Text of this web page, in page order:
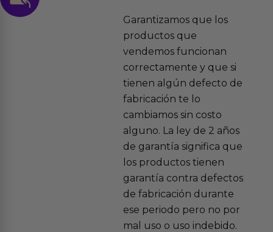
Garantizamos que los
productos que
vendemos funcionan
correctamente y que si
tienen algún defecto de
fabricación te lo
cambiamos sin costo
alguno. La ley de 2 años
de garantía significa que
los productos tienen
garantía contra defectos
de fabricación durante
ese periodo pero no por
mal uso o uso indebido.